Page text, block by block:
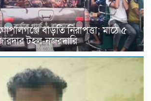
বাড়তি নিরাপত্তা; মাঠে ৫
টহল-নজরদারি